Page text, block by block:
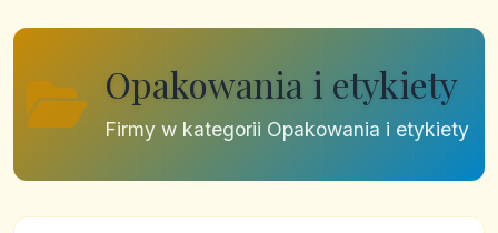
Opakowania i etykiety
Firmy w kategorii Opakowania i etykiety